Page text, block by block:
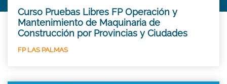
Curso Pruebas Libres FP Operación y
Mantenimiento de Maquinaria de
Construcción por Provincias y Ciudades
FP LAS PALMAS